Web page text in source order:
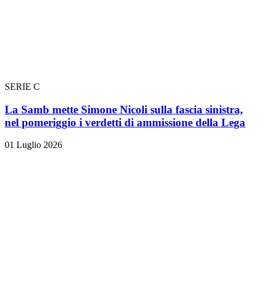
SERIE C
La Samb mette Simone Nicoli sulla fascia sinistra,
nel pomeriggio i verdetti di ammissione della Lega
01 Luglio 2026